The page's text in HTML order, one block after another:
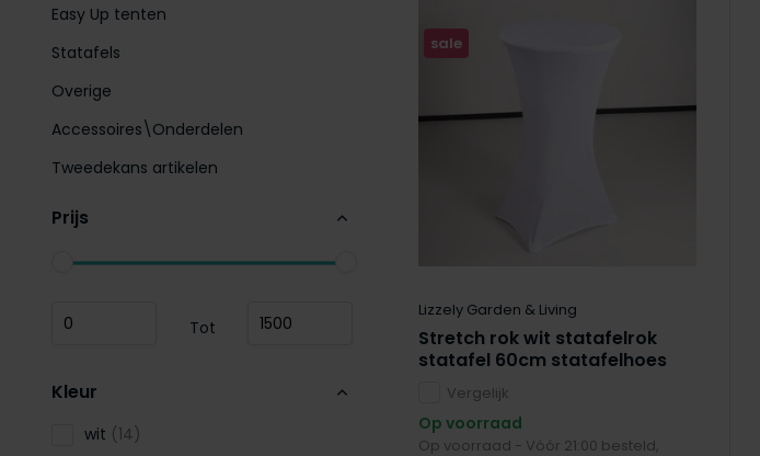
Easy Up tenten
Statafels
Overige
Accessoires\Onderdelen
Tweedekans artikelen
Prijs
Tot
Kleur
wit (14)
sale
Lizzely Garden & Living
Stretch rok wit statafelrok
statafel 60cm statafelhoes
Vergelijk
Op voorraad
Op voorraad - Vóór 21:00 besteld,